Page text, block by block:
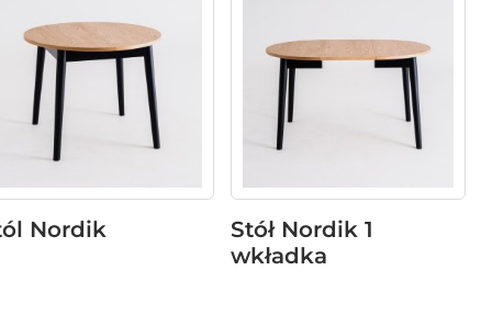
Nordik
Stół Nordik 1
wkładka